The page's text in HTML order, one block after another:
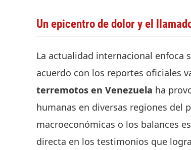
Un epicentro de dolor y el
La actualidad internacional enfoca
acuerdo con los reportes oficiales
terremotos en Venezuela ha
humanas en diversas regiones del
macroeconómicas o los balances
directa en los testimonios que